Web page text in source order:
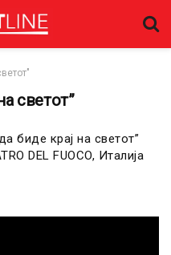
светот”
биде крај на светот”
DEL FUOCO, Италија